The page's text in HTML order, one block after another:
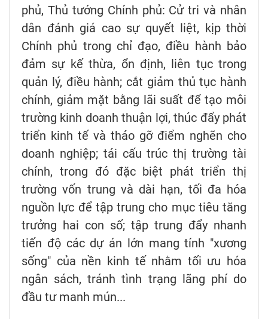
phủ, Thủ tướng Chính phủ: Cử tri và nhân
dân đánh giá cao sự quyết liệt, kịp thời
Chính phủ trong chỉ đạo, điều hành bảo
đảm sự kế thừa, ổn định, liên tục trong
quản lý, điều hành; cắt giảm thủ tục hành
chính, giảm mặt bằng lãi suất để tạo môi
trường kinh doanh thuận lợi, thúc đẩy phát
triển kinh tế và tháo gỡ điểm nghẽn cho
doanh nghiệp; tái cấu trúc thị trường tài
chính, trong đó đặc biệt phát triển thị
trường vốn trung và dài hạn, tối đa hóa
nguồn lực để tập trung cho mục tiêu tăng
trưởng hai con số; tập trung đẩy nhanh
tiến độ các dự án lớn mang tính "xương
sống" của nền kinh tế nhằm tối ưu hóa
ngân sách, tránh tình trạng lãng phí do
đầu tư manh mún...